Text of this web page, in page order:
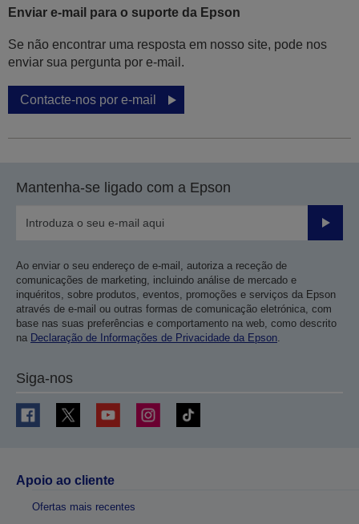
Enviar e-mail para o suporte da Epson
Se não encontrar uma resposta em nosso site, pode nos
enviar sua pergunta por e-mail.
Contacte-nos por e-mail
Mantenha-se ligado com a Epson
Enviar
Ao enviar o seu endereço de e-mail, autoriza a receção de
comunicações de marketing, incluindo análise de mercado e
inquéritos, sobre produtos, eventos, promoções e serviços da Epson
através de e-mail ou outras formas de comunicação eletrónica, com
base nas suas preferências e comportamento na web, como descrito
na Declaração de Informações de Privacidade da Epson.
Siga-nos
Apoio ao cliente
Ofertas mais recentes